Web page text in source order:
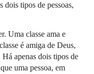
dois tipos de pessoas,
Uma classe ama e
é amiga de Deus,
apenas dois tipos de
uma pessoa, em